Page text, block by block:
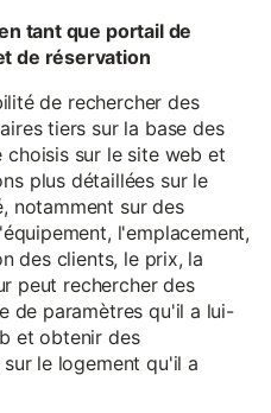
tant que portail de
de réservation
de rechercher des
tiers sur la base des
choisis sur le site web et
plus détaillées sur le
notamment sur des
l'emplacement,
des clients, le prix, la
peut rechercher des
de paramètres qu'il a lui-
et obtenir des
le logement qu'il a